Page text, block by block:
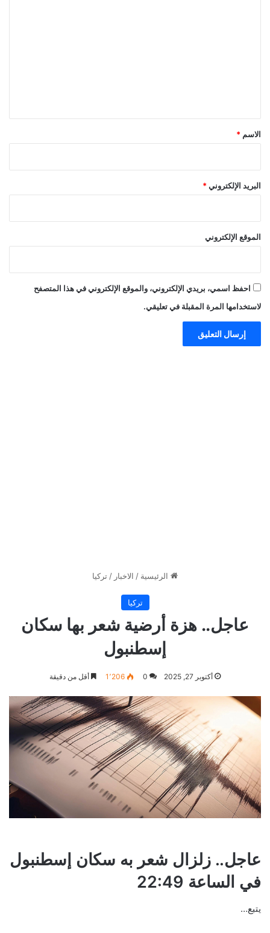
*
الاسم *
البريد الإلكتروني *
الموقع الإلكتروني
احفظ اسمي، بريدي الإلكتروني، والموقع الإلكتروني في هذا المتصفح
لاستخدامها المرة المقبلة في تعليقي.